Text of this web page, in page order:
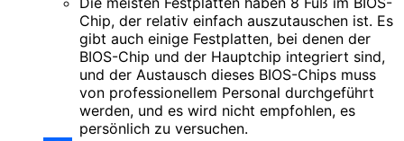
Chip, der relativ einfach auszutauschen ist. Es
gibt auch einige Festplatten, bei denen der
BIOS-Chip und der Hauptchip integriert sind,
und der Austausch dieses BIOS-Chips muss
von professionellem Personal durchgeführt
werden, und es wird nicht empfohlen, es
persönlich zu versuchen.